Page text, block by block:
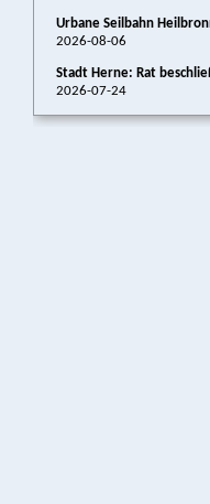
Urbane Seilbahn
2026-08-06
Stadt Herne: Rat
2026-07-24